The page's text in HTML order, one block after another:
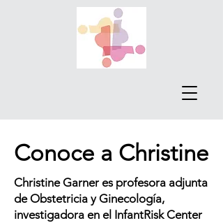
Conoce a Christine
Christine Garner es profesora adjunta
de Obstetricia y Ginecología,
investigadora en el InfantRisk Center